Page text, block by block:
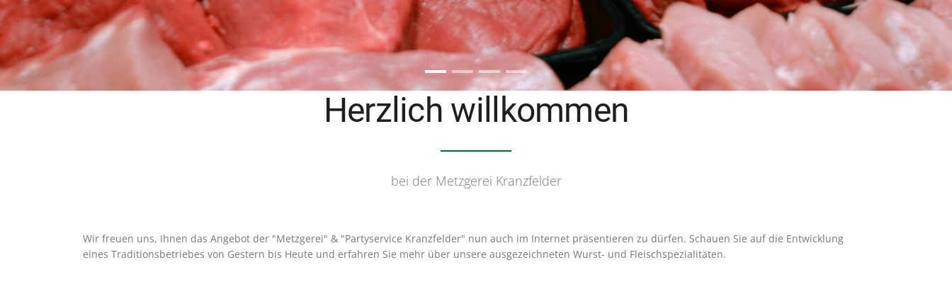
Herzlich willkommen
bei der Metzgerei Kranzfelder
Wir freuen uns, Ihnen das Angebot der "Metzgerei" & "Partyservice Kranzfelder" nun auch im Internet präsentieren zu dürfen. Schauen Sie auf die Entwicklung
eines Traditionsbetriebes von Gestern bis Heute und erfahren Sie mehr über unsere ausgezeichneten Wurst- und Fleischspezialitäten.